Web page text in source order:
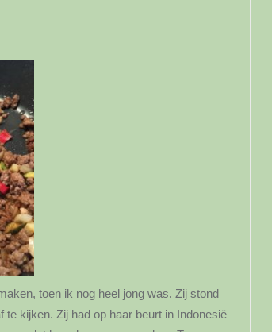
toen ik nog heel jong was. Zij stond
kijken. Zij had op haar beurt in Indonesië